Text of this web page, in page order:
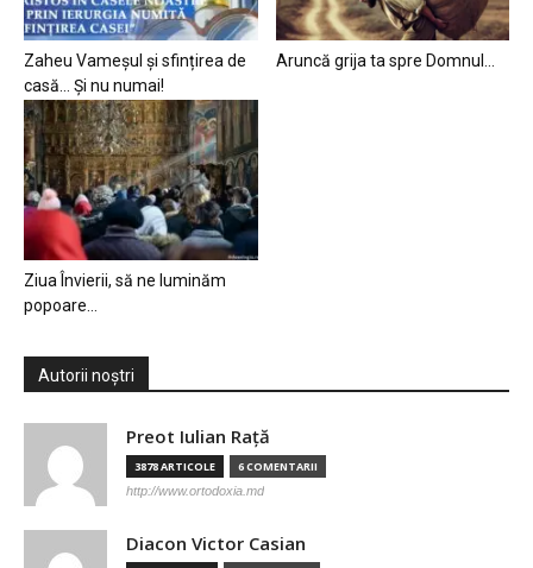
Zaheu Vameșul și sfințirea de
casă… Și nu numai!
Aruncă grija ta spre Domnul…
Ziua Învierii, să ne luminăm
popoare…
Autorii noștri
Preot Iulian Raţă
3878 ARTICOLE 6 COMENTARII
http://www.ortodoxia.md
Diacon Victor Casian